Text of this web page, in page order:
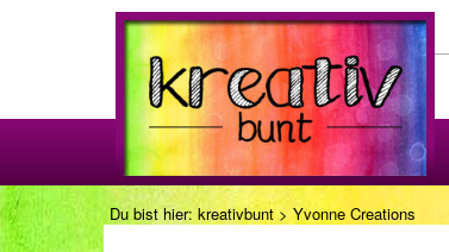
Du bist hier: kreativbunt > Yvonne Creations